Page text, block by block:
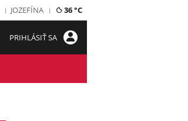
JOZEFÍNA 36 °C
PRIHLÁSIŤ SA